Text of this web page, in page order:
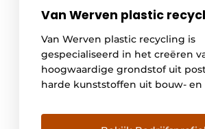
Van Werven plastic
Van Werven plastic recycling is
gespecialiseerd in het creëren
hoogwaardige grondstof uit
harde kunststoffen uit bouw- en
Hergebruik van grondstoffen is